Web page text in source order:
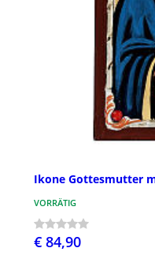
Ikone Gottesmutter
VORRÄTIG
€ 84,90